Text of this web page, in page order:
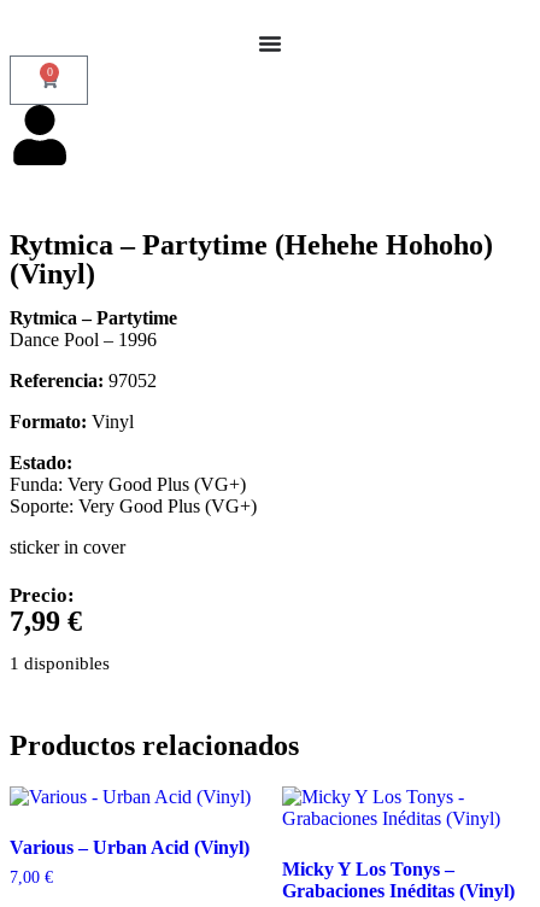
0
Rytmica – Partytime (Hehehe Hohoho)
(Vinyl)
Rytmica – Partytime
Dance Pool – 1996
Referencia: 97052
Formato: Vinyl
Estado:
Funda: Very Good Plus (VG+)
Soporte: Very Good Plus (VG+)
sticker in cover
Precio:
7,99 €
1 disponibles
Productos relacionados
Various – Urban Acid (Vinyl)
7,00 €
Micky Y Los Tonys –
Grabaciones Inéditas (Vinyl)